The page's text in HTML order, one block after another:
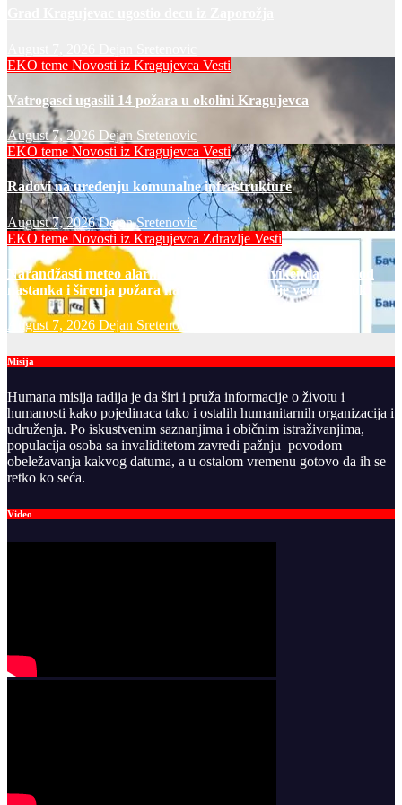
EKO teme Novosti iz Kragujevca Vesti
Vatrogasci ugasili 14 požara u okolini Kragujevca
August 7, 2026 Dejan Sretenovic
EKO teme Novosti iz Kragujevca Vesti
Radovi na uređenju komunalne infrastrukture
August 7, 2026Dejan Sretenovic
EKO teme Novosti iz Kragujevca Zdravlje Vesti
Narandžasti meteo alarm u petak i za dane vikenda: rizik od
nastanka i širenja požara na otvorenom i dalje veoma visok
August 7, 2026 Dejan Sretenovic
Misija
Humana misija radija je da širi i pruža informacije o životu i
humanosti kako pojedinaca tako i ostalih humanitarnih organizacija i
udruženja. Po iskustvenim saznanjima i običnim istraživanjima,
populacija osoba sa invaliditetom zavredi pažnju povodom
obeležavanja kakvog datuma, a u ostalom vremenu gotovo da ih se
retko ko seća.
Video